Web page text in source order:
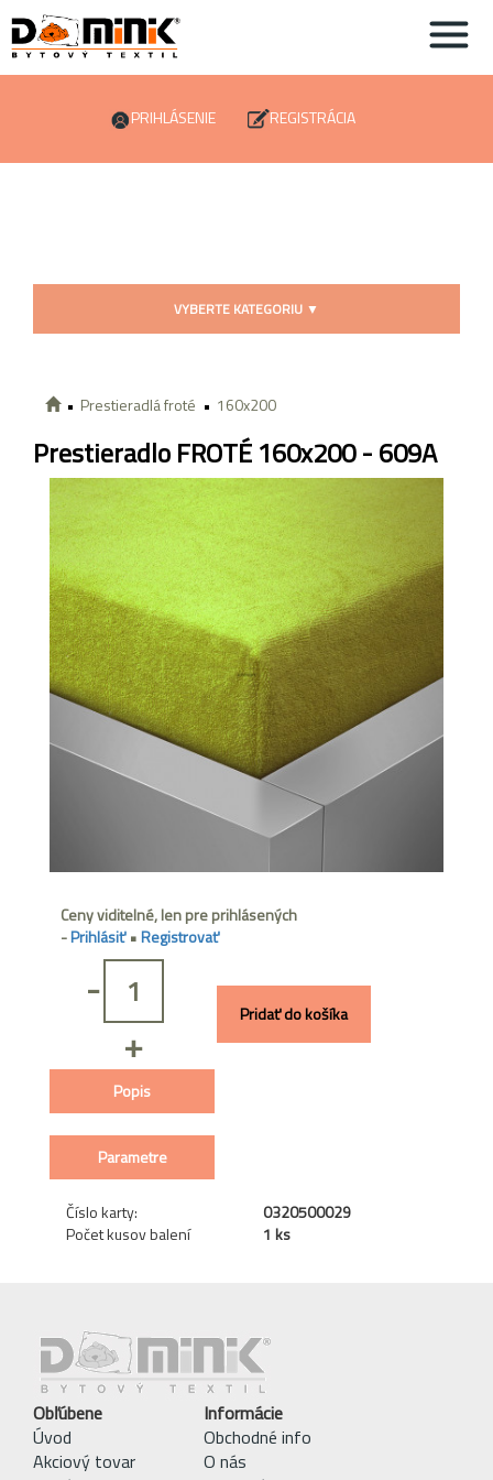
PRIHLÁSENIE REGISTRÁCIA
VYBERTE KATEGORIU ▼
Prestieradlá froté 160x200
Prestieradlo FROTÉ 160x200 - 609A
Ceny viditelné, len pre prihlásených
-Prihlásiť•Registrovať
-
+
Pridať do košíka
Popis
Parametre
Číslo karty:
0320500029
Počet kusov balení
1 ks
Obľúbene
Úvod
Akciový tovar
Informácie
Obchodné info
O nás